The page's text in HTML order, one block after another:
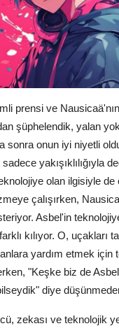
prensi ve
şüphelendik, yalan
sonra onun iyi niyetli
yakışıklılığıyla
olan ilgisiyle de
çalışırken,
Asbel'in
kılıyor. O, uçakları
yardım etmek için
"Keşke biz de
diye
zekası ve teknolojik